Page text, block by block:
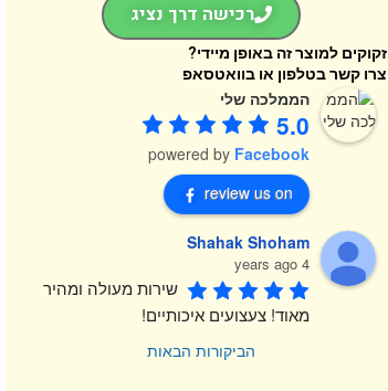
רכישה דרך נציג
זקוקים למוצר זה באופן מיידי?
צרו קשר בטלפון או בוואטסאפ
הממלכה שלי
5.0
powered by Facebook
review us on
Shahak Shoham
4 years ago
מאוד! צעצועים איכותיים!
הביקורות הבאות